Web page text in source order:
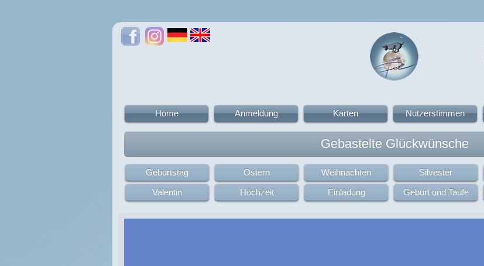
Home Anmeldung Karten Nutzerstimmen
Gebastelte Glückwünsche
Geburtstag Ostern Weihnachten Silvester
Valentin
Hochzeit Einladung Geburt und Taufe